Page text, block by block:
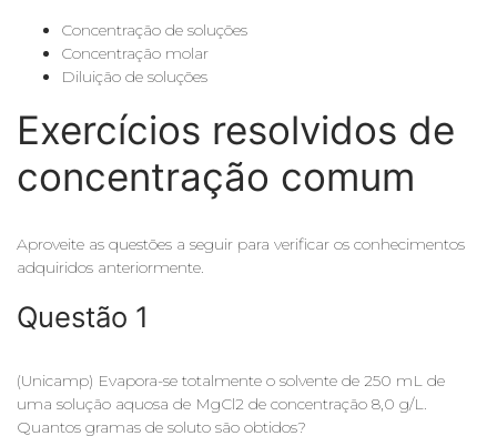
Concentração de soluções
Concentração molar
Diluição de soluções
Exercícios resolvidos de
concentração comum
Aproveite as questões a seguir para verificar os conhecimentos
adquiridos anteriormente.
Questão 1
(Unicamp) Evapora-se totalmente o solvente de 250 mL de
uma solução aquosa de MgCl2 de concentração 8,0 g/L.
Quantos gramas de soluto são obtidos?